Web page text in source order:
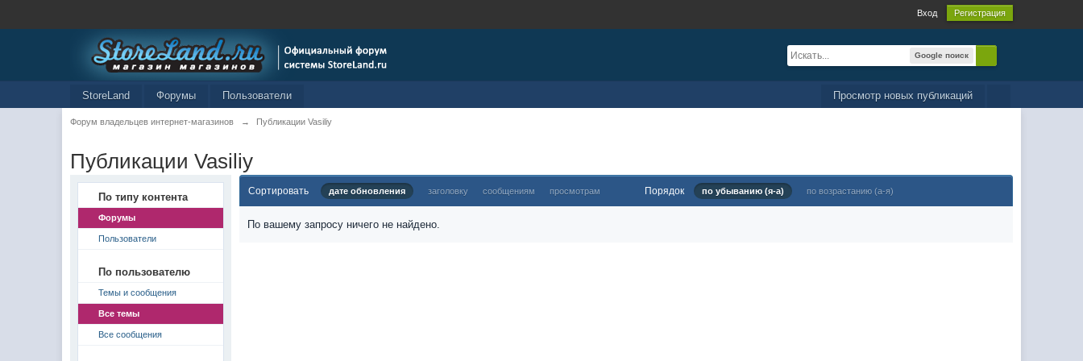
Вход Регистрация
Google поиск
Просмотр новых публикаций
StoreLand Форумы Пользователи
Форум владельцев интернет-магазинов → Публикации Vasiliy
Публикации Vasiliy
По типу контента
Форумы
Пользователи
По пользователю
Темы и сообщения
Все темы
Все сообщения
Сортировать дате обновления заголовку сообщениям просмотрам Порядок по убыванию (я-а) по возрастанию (а-я)
По вашему запросу ничего не найдено.